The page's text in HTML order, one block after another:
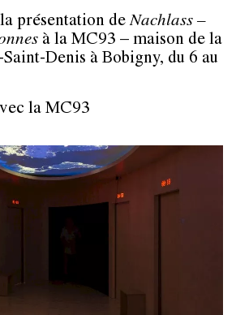
présentation deNachlass –
à la MC93 – maison de la
Denis à Bobigny, du 6 au
la MC93